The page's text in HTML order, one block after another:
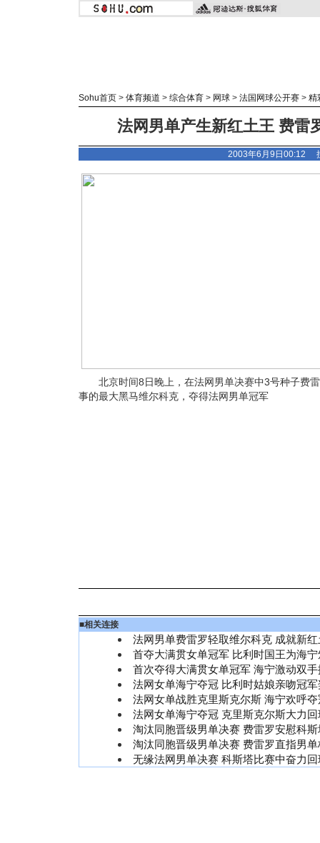
Sohu首页 > 体育频道 > 综合体育 > 网球 > 法国网球公开赛 > 精
法网男单产生新红土王 费雷
2003年6月9日00:12
北京时间8日晚上，在法网男单决赛中3号种子费
事的最大黑马维尔科克，夺得法网男单冠军
■相关连接
法网男单费雷罗轻取维尔科克 成就新
首夺大满贯女单冠军 比利时国王为海
首次夺得大满贯女单冠军 海宁激动双
法网女单海宁夺冠 比利时姑娘亲吻冠
法网女单战胜克里斯克尔斯 海宁欢呼
法网女单海宁夺冠 克里斯克尔斯大力
淘汰同胞晋级男单决赛 费雷罗安慰科
淘汰同胞晋级男单决赛 费雷罗直指男
无缘法网男单决赛 科斯塔比赛中奋力